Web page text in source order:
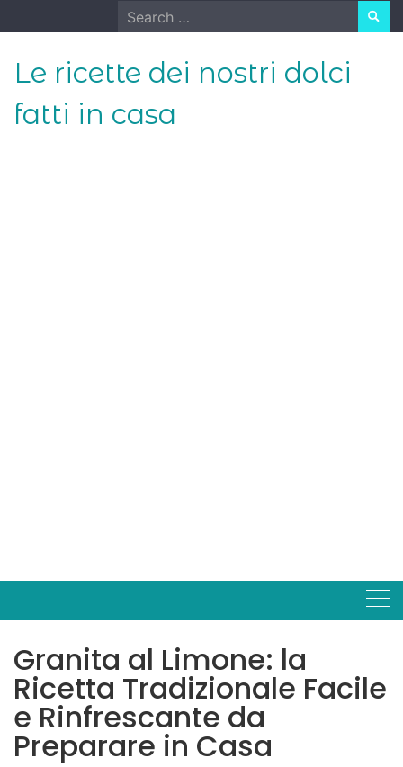
to
Search
for:
Le ricette dei nostri dolci
fatti in casa
Granita al Limone: la
Ricetta Tradizionale Facile
e Rinfrescante da
Preparare in Casa